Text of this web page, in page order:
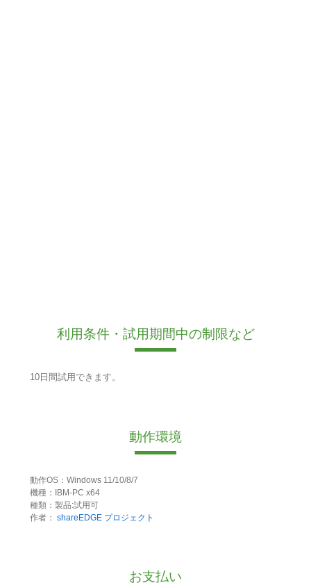
利用条件・試用期間中の制限など
10日間試用できます。
動作環境
動作OS：Windows 11/10/8/7
機種：IBM-PC x64
種類：製品:試用可
作者： shareEDGE プロジェクト
お支払い